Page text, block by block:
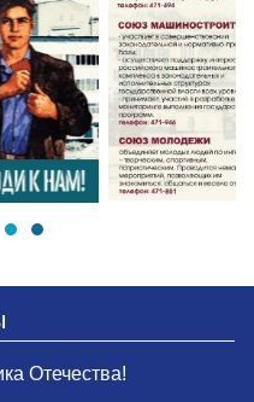
Отечества!